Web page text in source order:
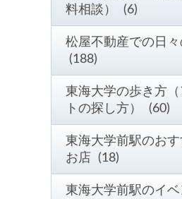
料相談） (6)
松屋不動産での日
(188)
東海大学の歩き方
トの探し方） (60)
東海大学前駅のお
お店 (18)
東海大学前駅のイベ